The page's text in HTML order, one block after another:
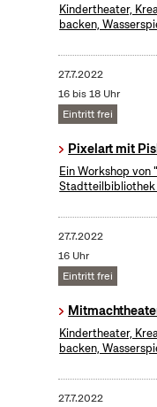
Kindertheater,
backen,
27.7.2022
16 bis 18 Uhr
Eintritt frei
Pixelart mit
Ein Workshop
Stadtteilbibliothek
27.7.2022
16 Uhr
Eintritt frei
Kindertheater,
backen,
27.7.2022